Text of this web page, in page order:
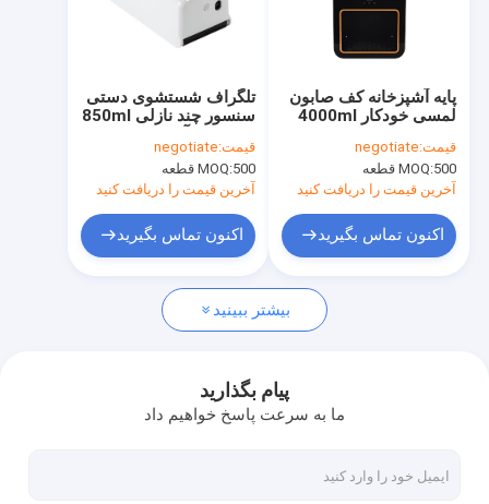
درباره ما
کنترل کیفیت
با ما تماس بگیرید
دستگاه پخش کننده رایحه HVAC
دستگاه رایحه عطر
تلگراف شستشوی دستی
سنسور چند نازلی 850ml
قیمت:negotiate
MOQ:500 قطعه
آخرین قیمت را دریافت کنید
اکنون تماس بگیرید
پایه آشپزخانه کف صابون
لمسی خودکار 4000ml
قیمت:negotiate
MOQ:500 قطعه
آخرین قیمت را دریافت کنید
اکنون تماس بگیرید
بیشتر ببینید
پیام بگذارید
ما به سرعت پاسخ خواهیم داد